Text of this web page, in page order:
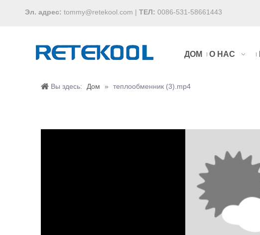
Эл. адрес: tommy@retekool.com | ТЕЛ: 0086-531-58661443
ДОМ О НАС
Вы здесь: Дом » теплообменник (3).mp4